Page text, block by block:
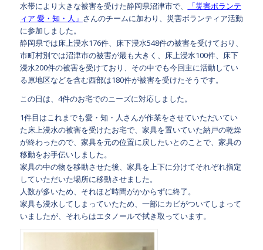
水帯により大きな被害を受けた静岡県沼津市で、
「災害ボランテ
ィア 愛・知・人」 さんのチームに加わり、災害ボランティア活動
に参加しました。
静岡県では床上浸水176件、床下浸水548件の被害を受けており、
市町村別では沼津市の被害が最も大きく、床上浸水100件、床下
浸水200件の被害を受けており、その中でも今回主に活動してい
る原地区などを含む西部は180件が被害を受けたそうです。
この日は、4件のお宅でのニーズに対応しました。
1件目はこれまでも愛・知・人さんが作業をさせていただいてい
た床上浸水の被害を受けたお宅で、家具を置いていた納戸の乾燥
が終わったので、家具を元の位置に戻したいとのことで、家具の
移動をお手伝いしました。
家具の中の物を移動させた後、家具を上下に分けてそれぞれ指定
していただいた場所に移動させました。
人数が多いため、それほど時間がかからずに終了。
家具も浸水してしまっていたため、一部にカビがついてしまって
いましたが、それらはエタノールで拭き取っています。